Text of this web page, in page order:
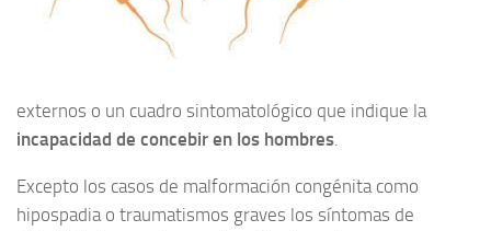
externos o un cuadro sintomatológico que indique la
incapacidad de concebir en los hombres.
Excepto los casos de malformación congénita como
hipospadia o traumatismos graves los síntomas de